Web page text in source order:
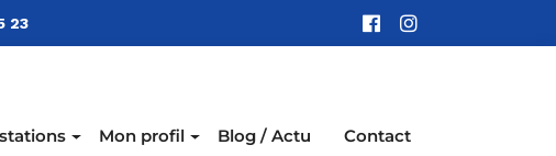
23
Mon profil Blog / Actu Contact